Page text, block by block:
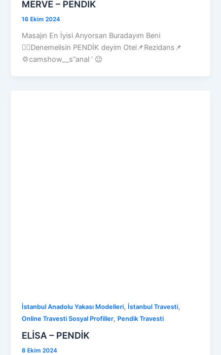
MERVE – PENDİK
16 Ekim 2024
Masajın En İyisi Arıyorsan Buradayım Beni
💆‍♂️Denemelisin PENDİK deyim Otel📌Rezidans📌
💢camshow__s”anal ‘ 😉
İstanbul Anadolu Yakası Modelleri, İstanbul Travesti,
Online Travesti Sosyal Profiller, Pendik Travesti
ELİSA – PENDİK
8 Ekim 2024